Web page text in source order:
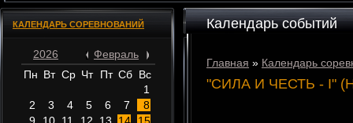
КАЛЕНДАРЬ СОРЕВНОВАНИЙ
2026
Февраль
Пн Вт Ср Чт Пт Сб Вс
1
2
3 4 5 6 7
8
Календарь событий
Главная » Календарь
"СИЛА И ЧЕСТЬ - I"